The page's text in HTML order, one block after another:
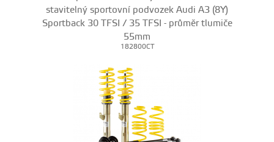
stavitelný sportovní podvozek Audi A3 (8Y)
Sportback 30 TFSI / 35 TFSI - průměr tlumiče
55mm
182800CT